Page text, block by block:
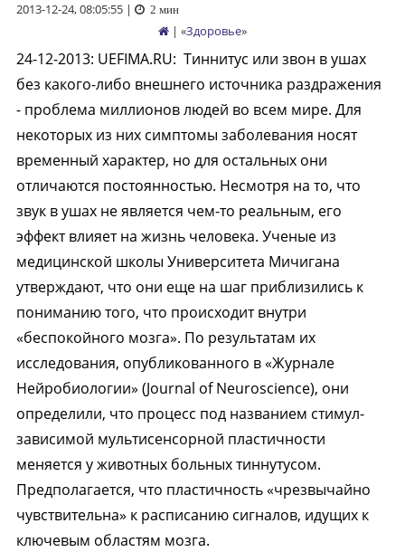
2013-12-24, 08:05:55| 2 мин
| «Здоровье»
24-12-2013: UEFIMA.RU: Тиннитус или звон в ушах
без какого-либо внешнего источника раздражения
- проблема миллионов людей во всем мире. Для
некоторых из них симптомы заболевания носят
временный характер, но для остальных они
отличаются постоянностью. Несмотря на то, что
звук в ушах не является чем-то реальным, его
эффект влияет на жизнь человека. Ученые из
медицинской школы Университета Мичигана
утверждают, что они еще на шаг приблизились к
пониманию того, что происходит внутри
«беспокойного мозга». По результатам их
исследования, опубликованного в «Журнале
Нейробиологии» (Journal of Neuroscience), они
определили, что процесс под названием стимул-
зависимой мультисенсорной пластичности
меняется у животных больных тиннутусом.
Предполагается, что пластичность «чрезвычайно
чувствительна» к расписанию сигналов, идущих к
ключевым областям мозга.